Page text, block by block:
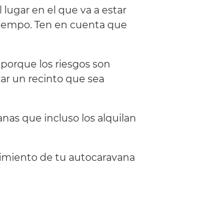
en el que va a estar
Ten en cuenta que
los riesgos son
un recinto que sea
que incluso los alquilan
de tu autocaravana